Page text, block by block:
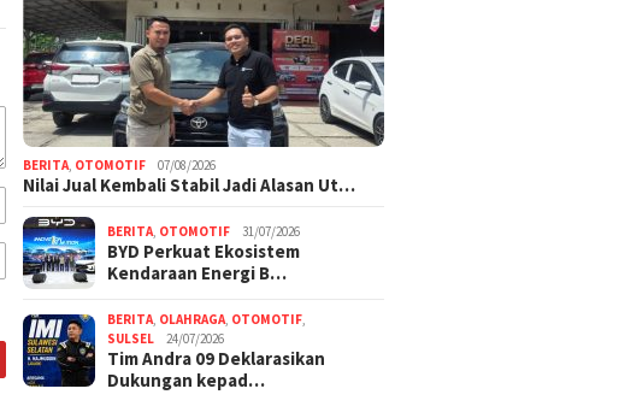
BERITA, OTOMOTIF 07/08/2026
Nilai Jual Kembali Stabil Jadi Alasan Ut…
BERITA, OTOMOTIF 31/07/2026
BYD Perkuat Ekosistem
Kendaraan Energi B…
BERITA, OLAHRAGA, OTOMOTIF,
SULSEL
24/07/2026
Tim Andra 09 Deklarasikan
Dukungan kepad…